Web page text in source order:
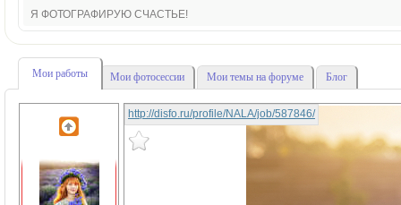
Я ФОТОГРАФИРУЮ СЧАСТЬЕ!
Мои работы Мои фотосессии Мои темы на форуме Блог
http://disfo.ru/profile/NALA/job/587846/